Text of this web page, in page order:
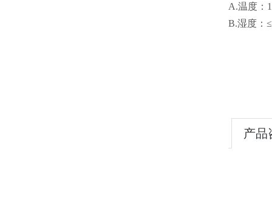
A.温度：
B.湿度：
产品